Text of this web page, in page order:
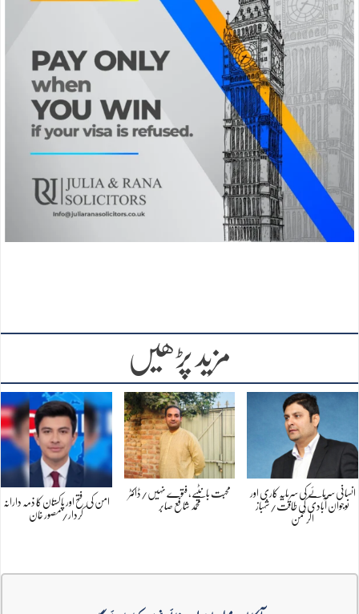
مزید پڑھیں
انسانی سرمائے کی سرمایہ کاری اور
نوجوان آبادی کی طاقت/شہباز
الرحمن
محبت بانٹیے، فتوے نہیں/ڈاکٹر
محمد شافع صابر
امن کی فتح اور پاکستان کا ذمہ دارانہ
کردار/مصور خان